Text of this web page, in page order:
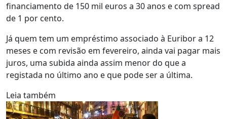
financiamento de 150 mil euros a 30 anos e com spread
de 1 por cento.
Já quem tem um empréstimo associado à Euribor a 12
meses e com revisão em fevereiro, ainda vai pagar mais
juros, uma subida ainda assim menor do que a
registada no último ano e que pode ser a última.
Leia também